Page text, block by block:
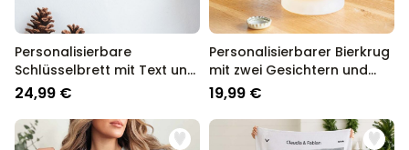
Personalisierbare
Schlüsselbrett mit Text und
Symbol
24,99 €
Personalisierbarer Bierkrug
mit zwei Gesichtern und
Logo
19,99 €